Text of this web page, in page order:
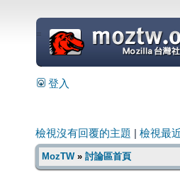
=
登入
檢視沒有回覆的主題 檢視最
MozTW» 討論區首頁